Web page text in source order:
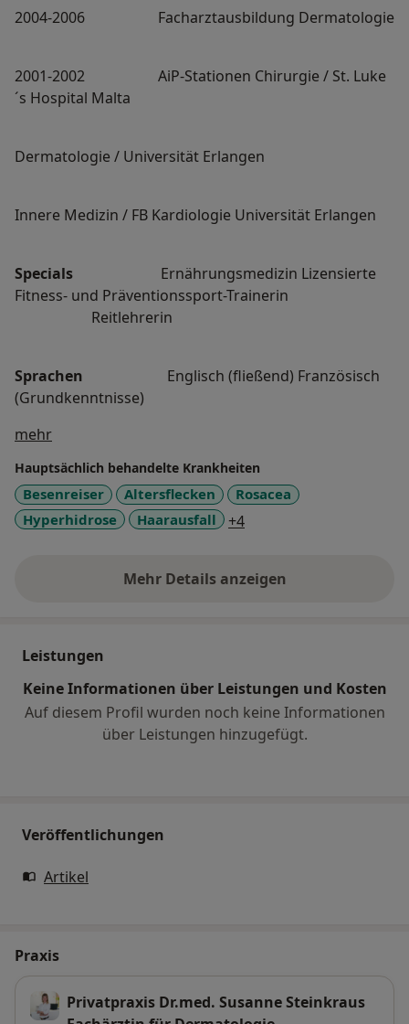
2004-2006 Facharztausbildung Dermatologie
2001-2002 AiP-Stationen Chirurgie / St. Luke
´s Hospital Malta
Dermatologie / Universität Erlangen
Innere Medizin / FB Kardiologie Universität Erlangen
Specials Ernährungsmedizin Lizensierte
Fitness- und Präventionssport-Trainerin
Reitlehrerin
Sprachen Englisch (fließend) Französisch
(Grundkenntnisse)
mehrÜber mich
Hauptsächlich behandelte Krankheiten
Besenreiser Altersflecken
Rosacea
Hyperhidrose
Haarausfall +4a11y_sr_more_diseases
Mehr Details anzeigen
über Erfahrungen
Leistungen
Keine Informationen über Leistungen und Kosten
Auf diesem Profil wurden noch keine Informationen
über Leistungen hinzugefügt.
Veröffentlichungen
Artikel
Praxis
Privatpraxis Dr.med. Susanne Steinkraus